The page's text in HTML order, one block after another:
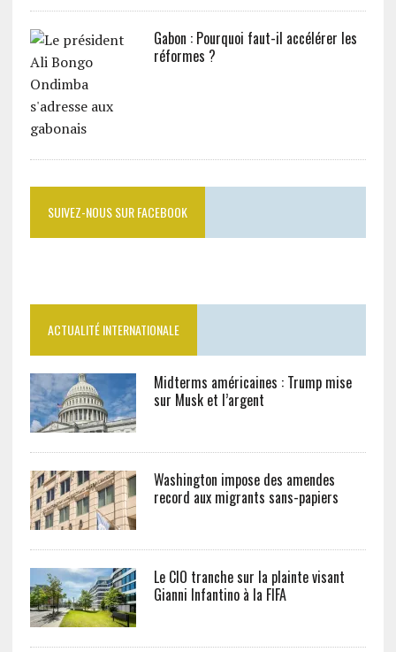
Gabon : Pourquoi faut-il accélérer les
réformes ?
SUIVEZ-NOUS SUR FACEBOOK
ACTUALITÉ INTERNATIONALE
Midterms américaines : Trump mise
sur Musk et l’argent
Washington impose des amendes
record aux migrants sans-papiers
Le CIO tranche sur la plainte visant
Gianni Infantino à la FIFA